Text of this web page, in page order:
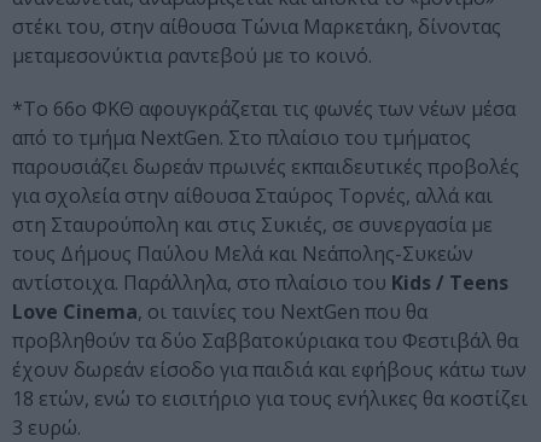
στέκι του, στην αίθουσα Τώνια Μαρκετάκη, δίνοντας
μεταμεσονύκτια ραντεβού με το κοινό.
*Το 66ο ΦΚΘ αφουγκράζεται τις φωνές των νέων μέσα
από το τμήμα NextGen. Στο πλαίσιο του τμήματος
παρουσιάζει δωρεάν πρωινές εκπαιδευτικές προβολές
για σχολεία στην αίθουσα Σταύρος Τορνές, αλλά και
στη Σταυρούπολη και στις Συκιές, σε συνεργασία με
τους Δήμους Παύλου Μελά και Νεάπολης-Συκεών
αντίστοιχα. Παράλληλα, στο πλαίσιο του Kids / Teens
Love Cinema, οι ταινίες του NextGen που θα
προβληθούν τα δύο Σαββατοκύριακα του Φεστιβάλ θα
έχουν δωρεάν είσοδο για παιδιά και εφήβους κάτω των
18 ετών, ενώ το εισιτήριο για τους ενήλικες θα κοστίζει
3 ευρώ.